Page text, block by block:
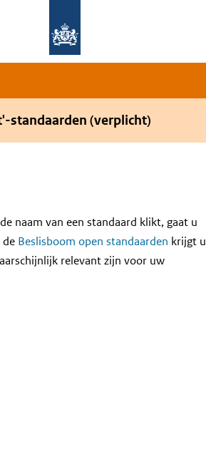
standaarden (verplicht)
naam van een standaard klikt, gaat u
Beslisboom open standaarden krijgt u
relevant zijn voor uw